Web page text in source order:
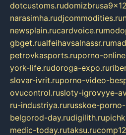
dotcustoms.ru
narasimha.rudjcommodities.ru
newsplain.rucardvoice.ru
gbget.rualfeihavsalnassr.ru
petrovkasports.ruporno-
york-life.rudoroga-expo.ru
slovar-ivrit.ruporno-video-
ovucontrol.rusloty-igrovyye-
ru-industriya.rurusskoe-
belgorod-day.rudigilith.ru
medic-today.rutaksu.ru